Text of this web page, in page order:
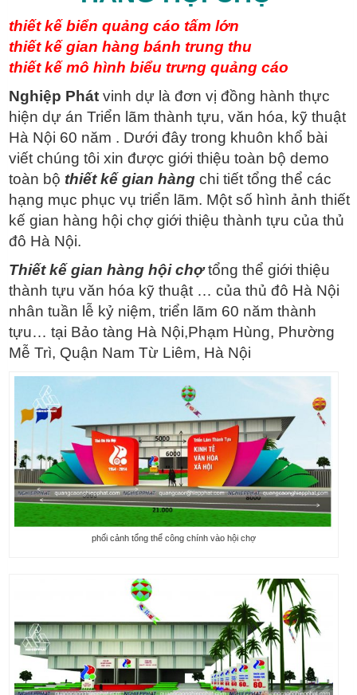
thiết kế biển quảng cáo tấm lớn
thiết kế gian hàng bánh trung thu
thiết kế mô hình biểu trưng quảng cáo
Nghiệp Phát vinh dự là đơn vị đồng hành thực
hiện dự án Triển lãm thành tựu, văn hóa, kỹ thuật
Hà Nội 60 năm . Dưới đây trong khuôn khổ bài
viết chúng tôi xin được giới thiệu toàn bộ demo
toàn bộ thiết kế gian hàng chi tiết tổng thể các
hạng mục phục vụ triển lãm. Một số hình ảnh thiết
kế gian hàng hội chợ giới thiệu thành tựu của thủ
đô Hà Nội.
Thiết kế gian hàng hội chợtổng thể giới thiệu
thành tựu văn hóa kỹ thuật … của thủ đô Hà Nội
nhân tuần lễ kỷ niệm, triển lãm 60 năm thành
tựu… tại Bảo tàng Hà Nội,Phạm Hùng, Phường
Mễ Trì, Quận Nam Từ Liêm, Hà Nội
phối cảnh tổng thể công chính vào hội chợ